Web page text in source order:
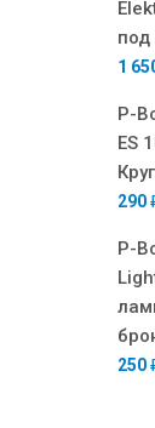
1
Р-
ES
290
Р-
250